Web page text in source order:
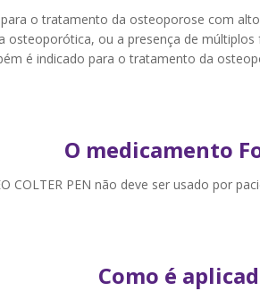
para o tratamento da osteoporose com
osteoporótica, ou a presença de
é indicado para o tratamento da
O medicamento
COLTER PEN não deve ser usado por
Como é